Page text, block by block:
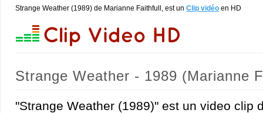
Strange Weather (1989) de Marianne Faithfull, est un Clip vidéo en HD
Strange Weather - 1989 (Marianne
"Strange Weather (1989)" est un video clip